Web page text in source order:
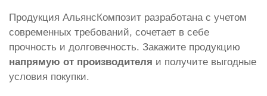
Продукция АльянсКомпозит разработана с учетом
современных требований, сочетает в себе
прочность и долговечность. Закажите продукцию
напрямую от производителя и получите выгодные
условия покупки.